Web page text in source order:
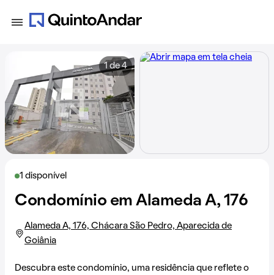
1 disponível
Condomínio em Alameda A, 176
Alameda A, 176, Chácara São Pedro, Aparecida de
Goiânia
Descubra este condomínio, uma residência que reflete o
1 de 4